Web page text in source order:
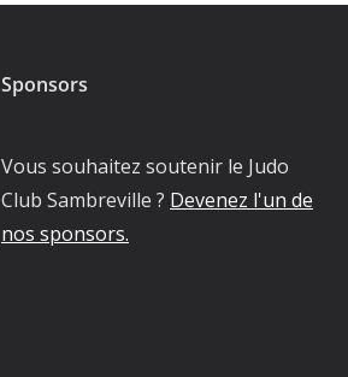
Sponsors
Vous souhaitez soutenir le Judo
Club Sambreville ? Devenez l'un de
nos sponsors.